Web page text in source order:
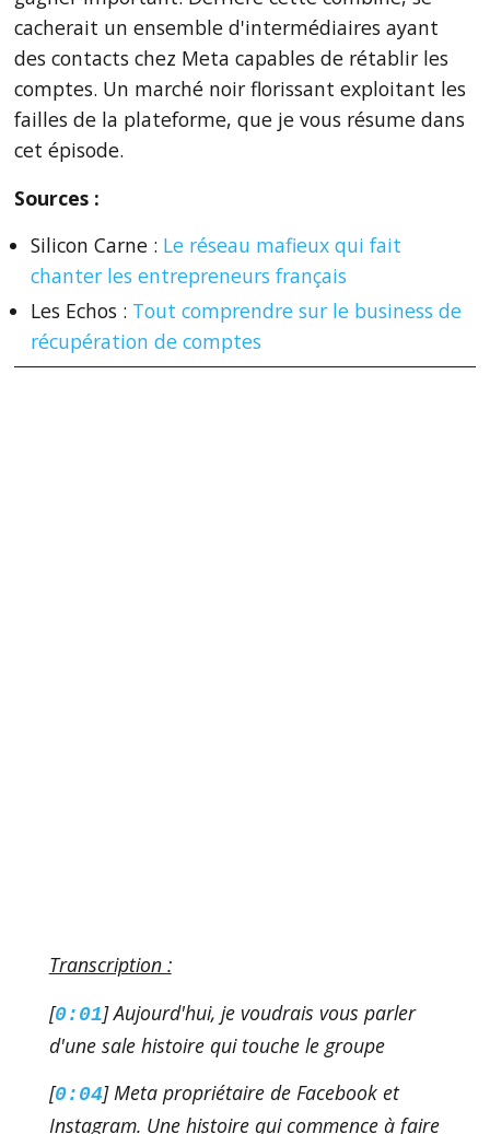
cacherait un ensemble d'intermédiaires ayant
des contacts chez Meta capables de rétablir les
comptes. Un marché noir florissant exploitant les
failles de la plateforme, que je vous résume dans
cet épisode.
Sources :
Silicon Carne : Le réseau mafieux qui fait
chanter les entrepreneurs français
Les Echos : Tout comprendre sur le business de
récupération de comptes
Transcription :
[0:01] Aujourd'hui, je voudrais vous parler
d'une sale histoire qui touche le groupe
[0:04] Meta propriétaire de Facebook et
Instagram. Une histoire qui commence à faire